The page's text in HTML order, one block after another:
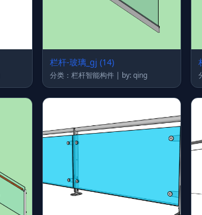
栏杆-玻璃_gj (14)
分类：栏杆智能构件 | by: qing